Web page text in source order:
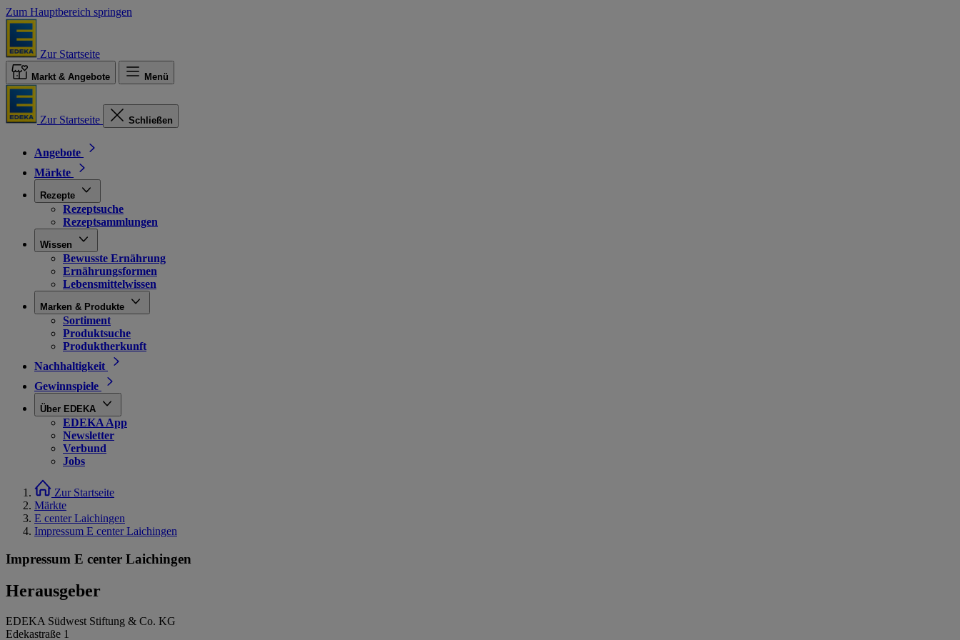
Zum Hauptbereich springen
Zur Startseite
Markt & Angebote Menü
Zur Startseite Schließen
Angebote
Märkte
Rezepte
Rezeptsuche
Rezeptsammlungen
Wissen
Bewusste Ernährung
Ernährungsformen
Lebensmittelwissen
Marken & Produkte
Sortiment
Produktsuche
Produktherkunft
Nachhaltigkeit
Gewinnspiele
Über EDEKA
EDEKA App
Newsletter
Verbund
Jobs
Zur Startseite
Märkte
E center Laichingen
Impressum E center Laichingen
Impressum E center Laichingen
Herausgeber
EDEKA Südwest Stiftung & Co. KG
Edekastraße 1